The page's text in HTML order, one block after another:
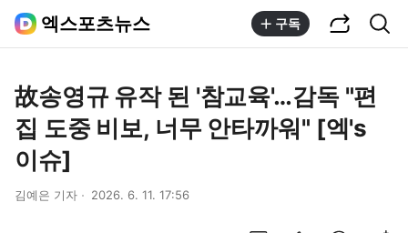
엑스포츠뉴스 구독
故송영규 유작 된 '참교육'…감독 "편
집 도중 비보, 너무 안타까워" [엑's
이슈]
김예은 기자 2026. 6. 11. 17:56